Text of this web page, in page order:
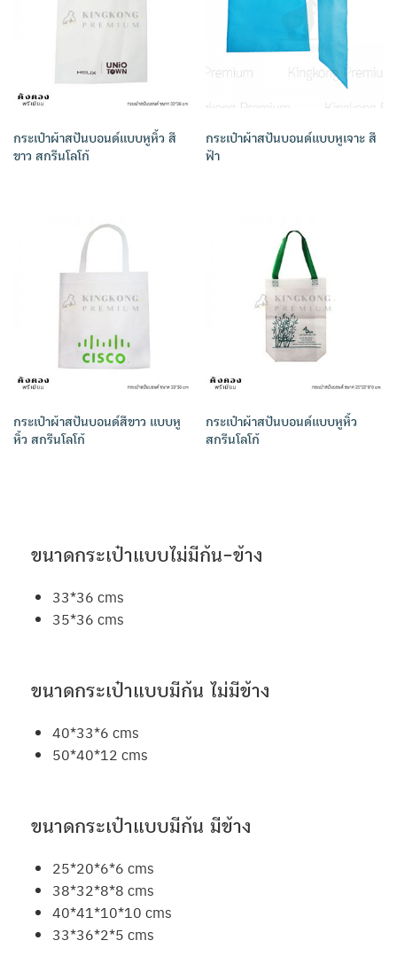
กระเป๋าผ้าสปันบอนด์แบบหูหิ้ว สี
ขาว สกรีนโลโก้
กระเป๋าผ้าสปันบอนด์แบบหูเจาะ สี
ฟ้า
กระเป๋าผ้าสปันบอนด์สีขาว แบบหู
หิ้ว สกรีนโลโก้
กระเป๋าผ้าสปันบอนด์แบบหูหิ้ว
สกรีนโลโก้
ขนาดกระเป๋าแบบไม่มีก้น-ข้าง
33*36 cms
35*36 cms
ขนาดกระเป๋าแบบมีก้น ไม่มีข้าง
40*33*6 cms
50*40*12 cms
ขนาดกระเป๋าแบบมีก้น มีข้าง
25*20*6*6 cms
38*32*8*8 cms
40*41*10*10 cms
33*36*2*5 cms